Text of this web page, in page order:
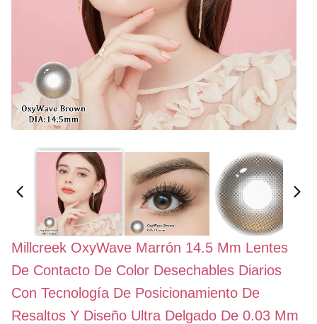
Millcreek OxyWave Marrón 14.5 Mm Lentes
De Contacto De Color Desechables Diarios
Con Tecnología De Posicionamiento De
Resaltos Y Diseño Ultra Delgado De 0.03 Mm